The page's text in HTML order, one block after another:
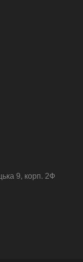
9, корп. 2Ф